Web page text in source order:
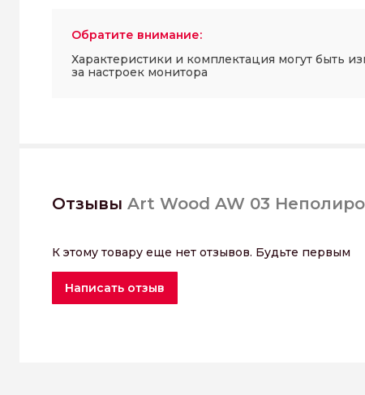
Обратите внимание:
Характеристики и комплектация могут быть
за настроек монитора
Отзывы Art Wood AW 03
К этому товару еще нет отзывов. Будьте первым
Написать отзыв